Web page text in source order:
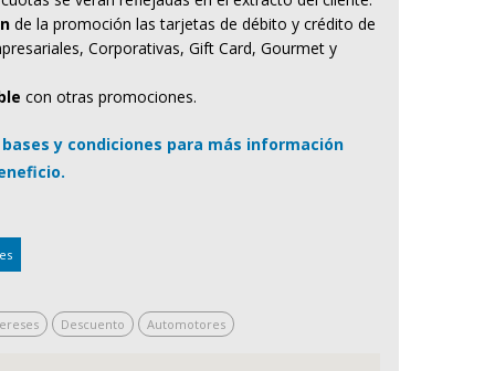
de la promoción las tarjetas de débito y crédito de
Corporativas, Gift Card, Gourmet y
con otras promociones.
y condiciones para más información
Descuento Automotores